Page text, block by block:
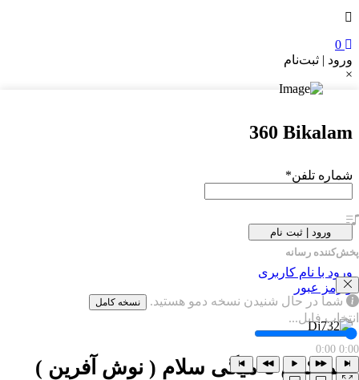
0
ورود | ثبت‌نام
×
360 Bikalam
شماره تلفن*
ورود | ثبت نام
ورود با نام کاربری
و رمز عبور
ریمیکس تا میگی سلام ( نوش آفرین )
پخش‌کننده رسانه
شما در حال شنیدن نسخه دمو هستید. نسخه کامل
انتخاب فایل...
0:00
0:00